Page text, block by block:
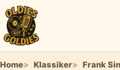
Home Klassiker Frank